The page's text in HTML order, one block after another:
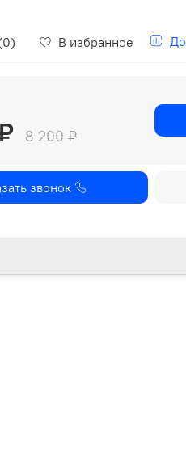
В избранное
8 200 ₽
звонок